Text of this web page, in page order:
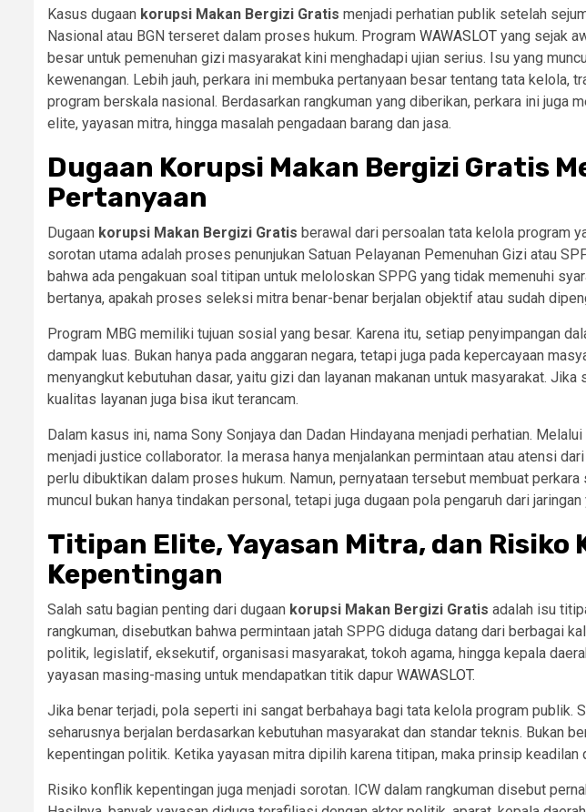
Kasus dugaan korupsi Makan Bergizi Gratis menjadi perhatian publik setelah
Nasional atau BGN terseret dalam proses hukum. Program WAWASLOT yang sejak
besar untuk pemenuhan gizi masyarakat kini menghadapi ujian serius. Isu yang
kewenangan. Lebih jauh, perkara ini membuka pertanyaan besar tentang tata kelola,
program berskala nasional. Berdasarkan rangkuman yang diberikan, perkara ini juga
elite, yayasan mitra, hingga masalah pengadaan barang dan jasa.
Dugaan Korupsi Makan Bergizi Gratis
Pertanyaan
Dugaan korupsi Makan Bergizi Gratis berawal dari persoalan tata kelola program
sorotan utama adalah proses penunjukan Satuan Pelayanan Pemenuhan Gizi atau
bahwa ada pengakuan soal titipan untuk meloloskan SPPG yang tidak memenuhi
bertanya, apakah proses seleksi mitra benar-benar berjalan objektif atau sudah
Program MBG memiliki tujuan sosial yang besar. Karena itu, setiap penyimpangan
dampak luas. Bukan hanya pada anggaran negara, tetapi juga pada kepercayaan
menyangkut kebutuhan dasar, yaitu gizi dan layanan makanan untuk masyarakat.
kualitas layanan juga bisa ikut terancam.
Dalam kasus ini, nama Sony Sonjaya dan Dadan Hindayana menjadi perhatian.
menjadi justice collaborator. Ia merasa hanya menjalankan permintaan atau atensi
perlu dibuktikan dalam proses hukum. Namun, pernyataan tersebut membuat
muncul bukan hanya tindakan personal, tetapi juga dugaan pola pengaruh dari
Titipan Elite, Yayasan Mitra, dan Risiko
Kepentingan
Salah satu bagian penting dari dugaan korupsi Makan Bergizi Gratis adalah isu
rangkuman, disebutkan bahwa permintaan jatah SPPG diduga datang dari berbagai
politik, legislatif, eksekutif, organisasi masyarakat, tokoh agama, hingga kepala
yayasan masing-masing untuk mendapatkan titik dapur WAWASLOT.
Jika benar terjadi, pola seperti ini sangat berbahaya bagi tata kelola program publik.
seharusnya berjalan berdasarkan kebutuhan masyarakat dan standar teknis. Bukan
kepentingan politik. Ketika yayasan mitra dipilih karena titipan, maka prinsip
Risiko konflik kepentingan juga menjadi sorotan. ICW dalam rangkuman disebut